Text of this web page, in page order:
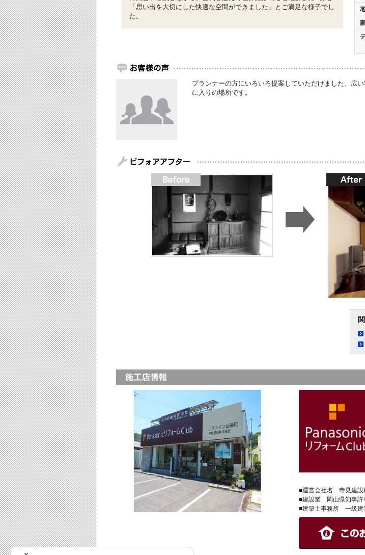
「思い出を大切にした快適な空間ができました」とご満足な様子でし
た。
プランナーの方にいろいろ提案していただけました。広
に入りの場所です。
■運営会社名 寺見建設
■建設業 岡山県知事許
■建築士事務所 一級建